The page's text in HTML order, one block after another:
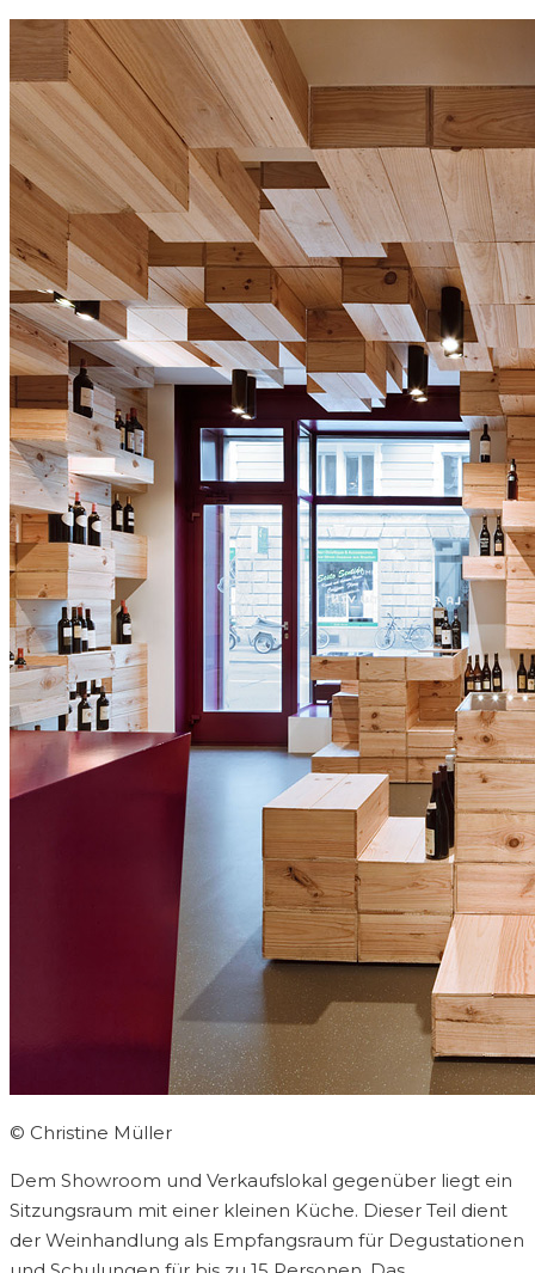
© Christine Müller
Dem Showroom und Verkaufslokal gegenüber liegt ein
Sitzungsraum mit einer kleinen Küche. Dieser Teil dient
der Weinhandlung als Empfangsraum für Degustationen